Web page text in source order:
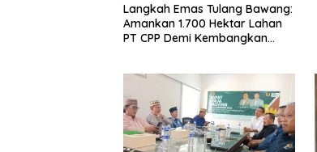
Langkah Emas Tulang Bawang:
Amankan 1.700 Hektar Lahan
PT CPP Demi Kembangkan